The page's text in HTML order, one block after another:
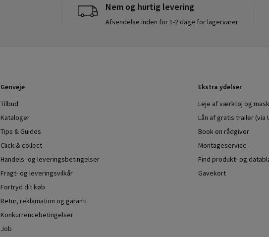
Nem og hurtig levering
Afsendelse inden for 1-2 dage for lagervarer
Genveje
Tilbud
Kataloger
Tips & Guides
Click & collect
Handels- og leveringsbetingelser
Fragt- og leveringsvilkår
Fortryd dit køb
Retur, reklamation og garanti
Konkurrencebetingelser
Job
Ekstra ydelser
Leje af værktøj og
Lån af gratis trailer (via
Book en rådgiver
Montageservice
Find produkt- og
Gavekort